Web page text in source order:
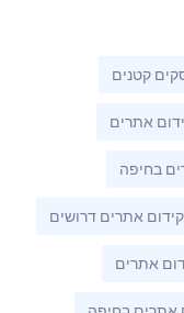
קטנים
אתרים
בחיפה
אתרים דרושים
אתרים